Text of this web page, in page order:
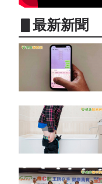
▋最新新聞